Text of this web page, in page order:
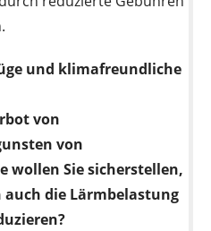
und klimafreundliche
von
von
wollen Sie sicherstellen,
auch die Lärmbelastung